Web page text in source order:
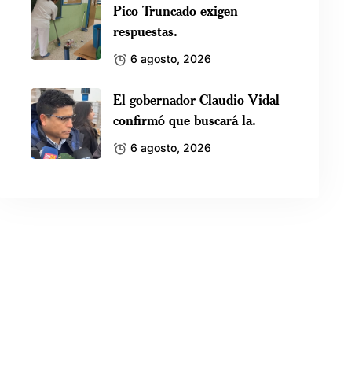
Pico Truncado exigen
respuestas.
6 agosto, 2026
El gobernador Claudio Vidal
confirmó que buscará la.
6 agosto, 2026